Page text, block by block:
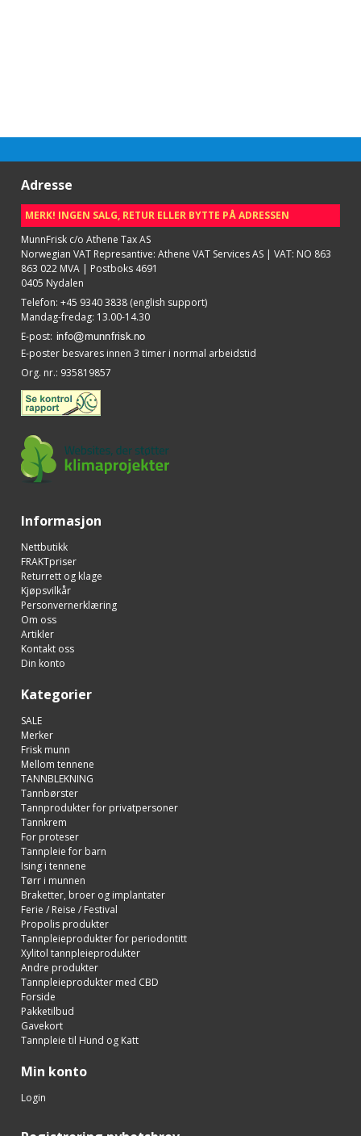
Adresse
MERK! INGEN SALG, RETUR ELLER BYTTE PÅ ADRESSEN
MunnFrisk c/o Athene Tax AS
Norwegian VAT Represantive: Athene VAT Services AS | VAT: NO 863
863 022 MVA | Postboks 4691
0405 Nydalen
Telefon: +45 9340 3838 (english support)
Mandag-fredag: 13.00-14.30
E-post:
E-poster besvares innen 3 timer i normal arbeidstid
Org. nr.: 935819857
Informasjon
Nettbutikk
FRAKTpriser
Returrett og klage
Kjøpsvilkår
Personvernerklæring
Om oss
Artikler
Kontakt oss
Din konto
Kategorier
SALE
Merker
Frisk munn
Mellom tennene
TANNBLEKNING
Tannbørster
Tannprodukter for privatpersoner
Tannkrem
For proteser
Tannpleie for barn
Ising i tennene
Tørr i munnen
Braketter, broer og implantater
Ferie / Reise / Festival
Propolis produkter
Tannpleieprodukter for periodontitt
Xylitol tannpleieprodukter
Andre produkter
Tannpleieprodukter med CBD
Forside
Pakketilbud
Gavekort
Tannpleie til Hund og Katt
Min konto
Login